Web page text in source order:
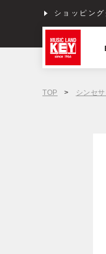
ショッピン
TOP > シンセ